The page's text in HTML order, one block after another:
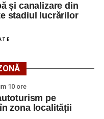
în cadrul unui
preferată
și canalizare din
stadiul lucrărilor
10 ore
pe
zona localității